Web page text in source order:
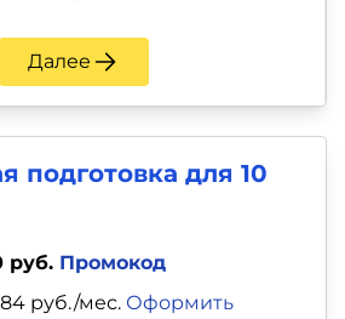
Далее
подготовка для 10
руб. Промокод
руб./мес. Оформить